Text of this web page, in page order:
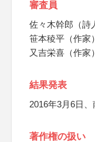
審査員
佐々木幹郎（詩
笹本稜平（作家）
又吉栄喜（作家）
結果発表
2016年3月6日、
著作権の扱い